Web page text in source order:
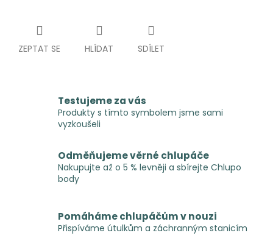
ZEPTAT SE HLÍDAT SDÍLET
Testujeme za vás
Produkty s tímto symbolem jsme sami
vyzkoušeli
Odměňujeme věrné chlupáče
Nakupujte až o 5 % levněji a sbírejte Chlupo
body
Pomáháme chlupáčům v nouzi
Přispíváme útulkům a záchranným stanicím